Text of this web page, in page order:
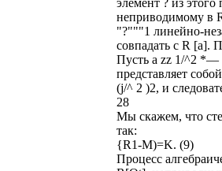
неприводимому в
"?"""1 линейно-
совпадать с R [а].
Пусть а zz 1/^2 *—
представляет
(j/^ 2 )2, и
28
Мы скажем, что
так:
{R1-M)=K. (9)
Процесс